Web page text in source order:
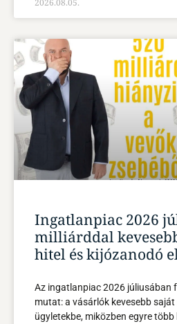
2026.08.05.
Ingatlanpiac 2026
milliárddal
hitel és kijózanodó
Az ingatlanpiac 2026 júliusában
mutat: a vásárlók kevesebb
ügyletekbe, miközben egyre